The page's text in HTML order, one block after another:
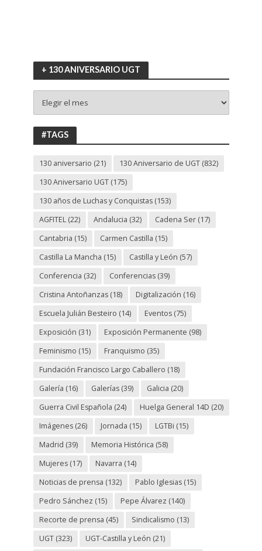
+ 130 ANIVERSARIO UGT
130
ANIVERSARIO
UGT
#TAGS
130 aniversario (21) 130 Aniversario de UGT(832)
130 Aniversario UGT(175)
130 años de Luchas y Conquistas(153)
AGFITEL(22) Andalucia (32) Cadena Ser(17)
Cantabria (15) Carmen Castilla (15)
Castilla La Mancha (15) Castilla y León (57)
Conferencia (32) Conferencias(39)
Cristina Antoñanzas(18) Digitalización (16)
Escuela Julián Besteiro (14) Eventos(75)
Exposición (31) Exposición Permanente (98)
Feminismo (15) Franquismo (35)
Fundación Francisco Largo Caballero (18)
Galería (16) Galerías(39) Galicia (20)
Guerra Civil Española (24) Huelga General 14D (20)
Imágenes(26) Jornada (15) LGTBi (15)
Madrid (39) Memoria Histórica (58)
Mujeres(17) Navarra (14)
Noticias de prensa (132) Pablo Iglesias(15)
Pedro Sánchez (15) Pepe Álvarez (140)
Recorte de prensa (45) Sindicalismo (13)
UGT(323) UGT-Castilla y León (21)